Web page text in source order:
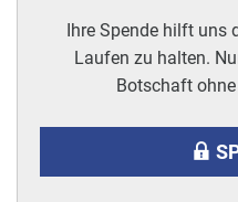
Ihre Spende hilft uns
Laufen zu halten.
Botschaft